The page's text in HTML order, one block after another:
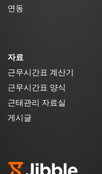
연동
자료
근무시간표 계산기
근무시간표 양식
근태관리 자료실
게시글